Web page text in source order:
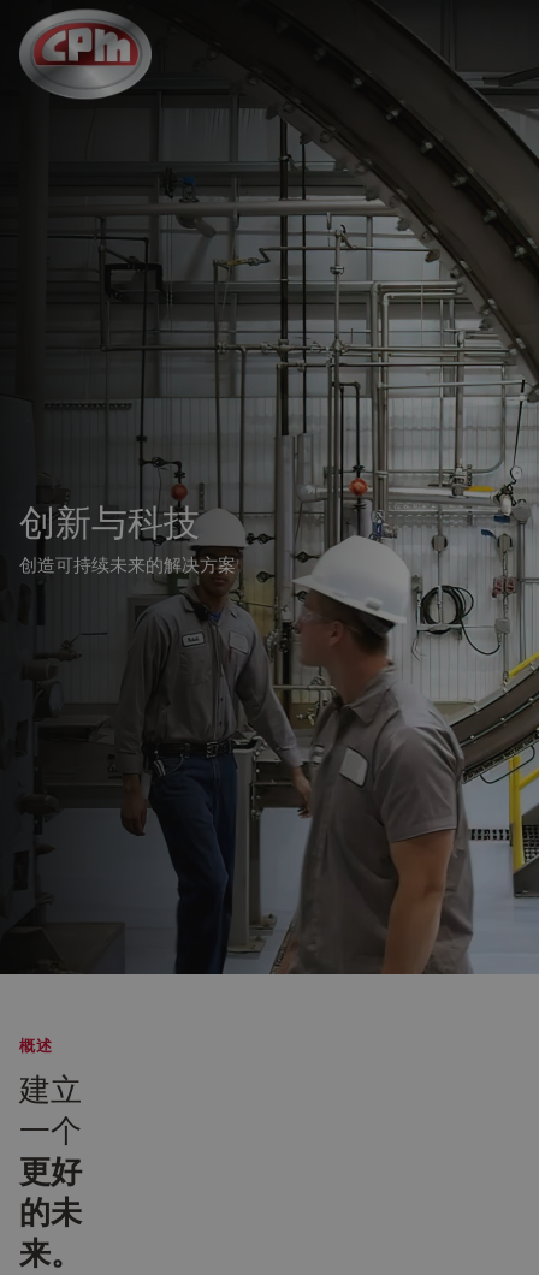
跳
至
主
创新与科技
创造可持续未来的解决方案
概述
建立
一个
更好
的未
来。